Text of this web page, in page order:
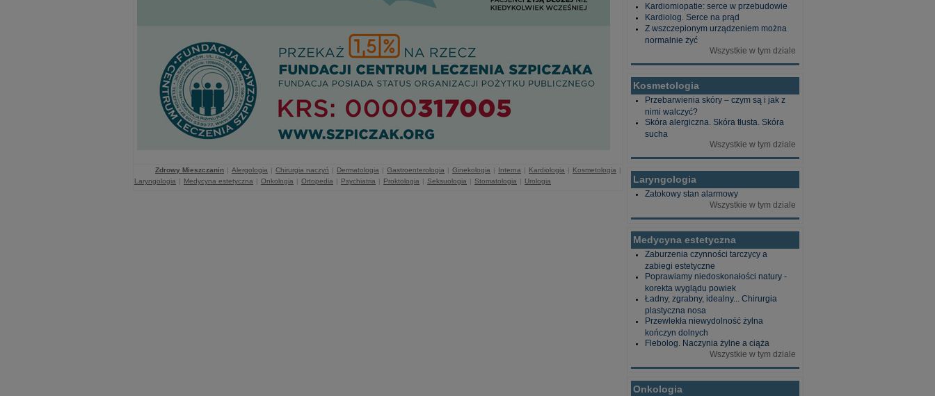
Zdrowy Mieszczanin | Alergologia | Chirurgia naczyń | Dermatologia | Gastroenterologia | Ginekologia | Interna | Kardiologia | Kosmetologia |
Laryngologia | Medycyna estetyczna | Onkologia | Ortopedia | Psychiatria | Proktologia | Seksuologia | Stomatologia | Urologia
Kardiomiopatie: serce w przebudowie
Kardiolog. Serce na prąd
Z wszczepionym urządzeniem można
normalnie żyć
Wszystkie w tym dziale
Kosmetologia
Przebarwienia skóry – czym są i jak z
nimi walczyć?
Skóra alergiczna. Skóra tłusta. Skóra
sucha
Wszystkie w tym dziale
Laryngologia
Zatokowy stan alarmowy
Wszystkie w tym dziale
Medycyna estetyczna
Zaburzenia czynności tarczycy a
zabiegi estetyczne
Poprawiamy niedoskonałości natury -
korekta wyglądu powiek
Ładny, zgrabny, idealny... Chirurgia
plastyczna nosa
Przewlekła niewydolność żylna
kończyn dolnych
Flebolog. Naczynia żylne a ciąża
Wszystkie w tym dziale
Onkologia